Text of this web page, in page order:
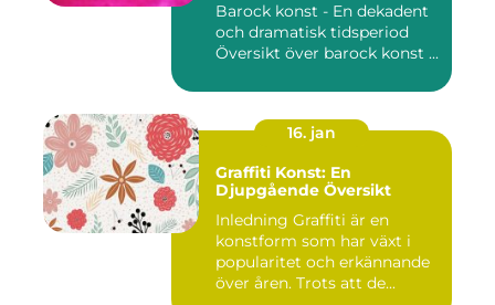
Barock konst - En dekadent
och dramatisk tidsperiod
Översikt över barock konst ...
16. jan
Graffiti Konst: En
Djupgående Översikt
Inledning Graffiti är en
konstform som har växt i
popularitet och erkännande
över åren. Trots att de...